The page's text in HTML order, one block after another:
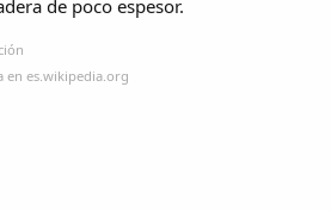
de poco espesor.
en es.wikipedia.org